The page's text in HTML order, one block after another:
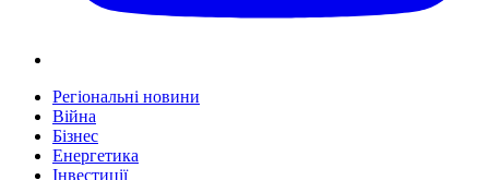
Регіональні новини
Війна
Бізнес
Енергетика
Інвестиції